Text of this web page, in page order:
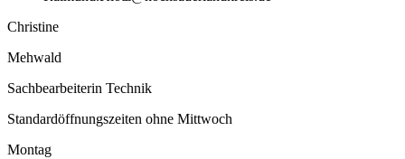
Christine
Mehwald
Sachbearbeiterin Technik
Standardöffnungszeiten ohne Mittwoch
Montag